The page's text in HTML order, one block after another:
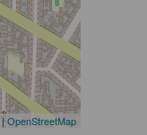
|OpenStreetMap